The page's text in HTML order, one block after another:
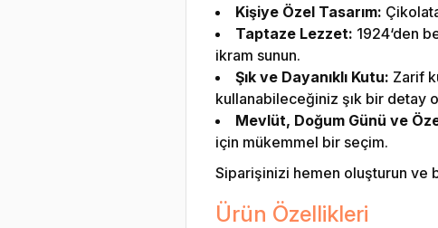
Kişiye Özel Tasarım:
Taptaze Lezzet: 1924‘den
ikram sunun.
Şık ve Dayanıklı Kutu: Zarif
kullanabileceğiniz şık bir detay
Mevlüt, Doğum Günü ve
için mükemmel bir seçim.
Siparişinizi hemen oluşturun ve
Ürün Özellikleri